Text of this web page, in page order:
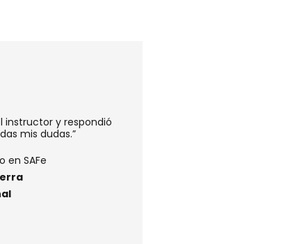
instructor y respondió
mis dudas.”
en SAFe